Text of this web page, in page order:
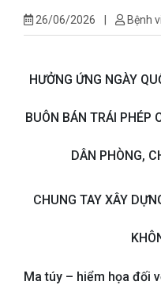
26/06/2026 Bệnh
HƯỞNG ỨNG NGÀY
BUÔN BÁN TRÁI PHÉP
DÂN PHÒNG,
CHUNG TAY XÂY
Ma túy – hiểm họa đối